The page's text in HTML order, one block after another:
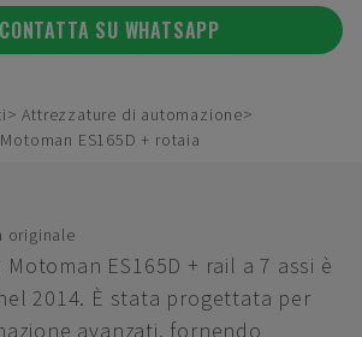
CONTATTA SU WHATSAPP
Attrezzature di automazione
ES165D + rotaia
originale
Motoman ES165D + rail a 7 assi è
2014. È stata progettata per
avanzati, fornendo